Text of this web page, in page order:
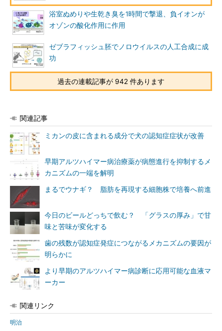
浴室ぬめりや生乾き臭を1時間で撃退、負イオンが
オゾンの酸化作用に作用
ゼブラフィッシュ胚でノロウイルスの人工合成に成
功
過去の連載記事が 942 件あります
関連記事
ミカンの皮に含まれる成分で犬の認知症症状が改善
早期アルツハイマー病治療薬が病態進行を抑制するメ
カニズムの一端を解明
まるでウナギ？ 脂肪を再現する細胞株で培養へ前進
今日のビールどっちで飲む？ 「グラスの厚み」で甘
味と苦味が変化する
歯の残数が認知症発症につながるメカニズムの要因が
明らかに
より早期のアルツハイマー病診断に応用可能な血液マ
ーカー
関連リンク
明治